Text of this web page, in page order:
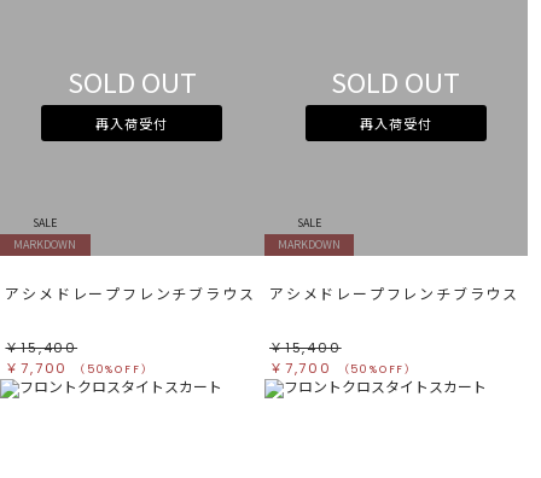
SOLD OUT
再入荷受付
SALE
MARKDOWN
アシメドレープフレンチブラウス
￥15,400
￥7,700
（50%OFF）
SOLD OUT
再入荷受付
SALE
MARKDOWN
アシメドレープフレンチブラウス
￥15,400
￥7,700
（50%OFF）